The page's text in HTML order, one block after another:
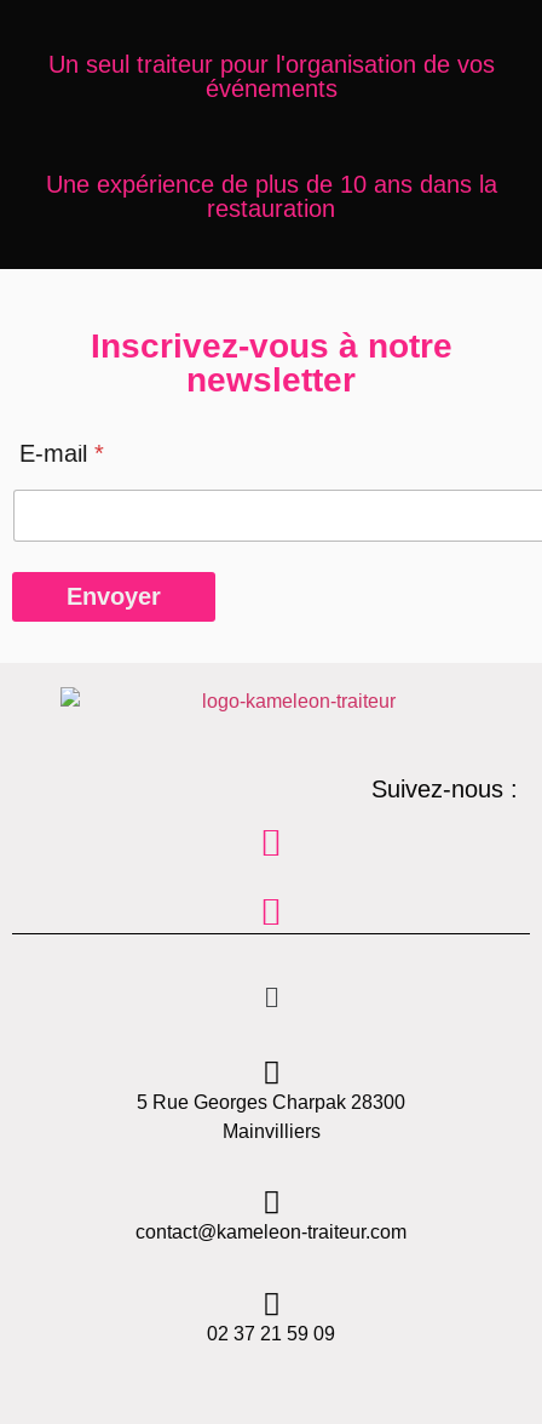
Un seul traiteur pour l'organisation de vos
événements
Une expérience de plus de 10 ans dans la
restauration
Inscrivez-vous à notre
newsletter
E-mail *
Envoyer
Suivez-nous :
5 Rue Georges Charpak 28300
Mainvilliers
contact@kameleon-traiteur.com
02 37 21 59 09